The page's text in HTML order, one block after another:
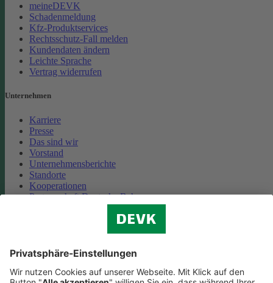
meineDEVK
Schadenmeldung
Kfz-Produktservices
Rechtsschutz-Fall melden
Kundendaten ändern
Leichte Sprache
Vertrag widerrufen
Unternehmen
Karriere
Presse
Das sind wir
Vorstand
Unternehmensberichte
Standorte
Kooperationen
Partnerschaft Deutsche Bahn